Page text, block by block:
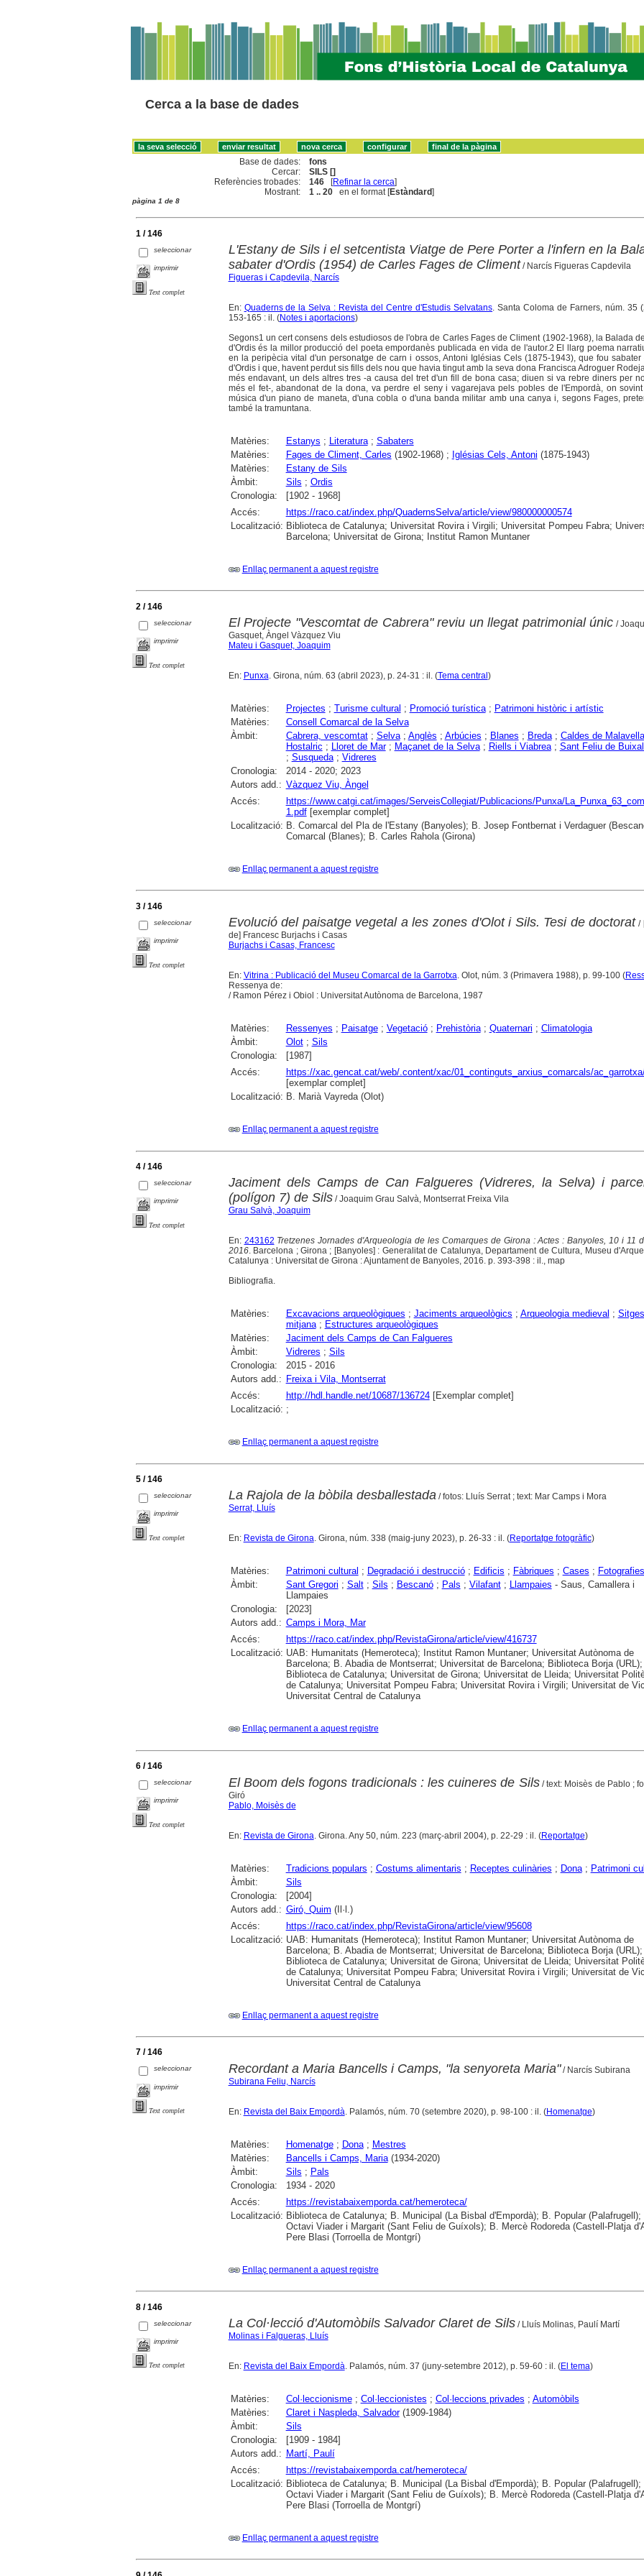
Cerca a la base de dades
Base de dades:
fons
Cercar:
SILS []
Referències trobades:
146 [Refinar la cerca]
Mostrant:
1 .. 20 en el format [Estàndard]
pàgina 1 de 8
1 / 146
seleccionar
imprimir
Text complet
L'Estany de Sils i el setcentista Viatge de Pere Porter a l'infern en la
sabater d'Ordis (1954) de Carles Fages de Climent/ Narcís Figueras Capdevila
Figueras i Capdevila, Narcís
En: Quaderns de la Selva : Revista del Centre d'Estudis Selvatans. Santa Coloma de Farners, núm. 35
153-165 : il. (Notes i aportacions)
Segons1 un cert consens dels estudiosos de l'obra de Carles Fages de Climent (1902-1968), la Balada
d'Ordis és la millor producció del poeta empordanès publicada en vida de l'autor.2 El llarg poema
en la peripècia vital d'un personatge de carn i ossos, Antoni Iglésias Cels (1875-1943), que fou
d'Ordis i que, havent perdut sis fills dels nou que havia tingut amb la seva dona Francisca Adroguer
més endavant, un dels altres tres -a causa del tret d'un fill de bona casa; diuen si va rebre diners per
més el fet-, abandonat de la dona, va perdre el seny i vagarejava pels pobles de l'Empordà, on
música d'un piano de maneta, d'una cobla o d'una banda militar amb una canya i, segons Fages,
també la tramuntana.
Matèries: Estanys ; Literatura; Sabaters
Matèries:
Fages de Climent, Carles (1902-1968) ; Iglésias Cels, Antoni (1875-1943)
Matèries:
Estany de Sils
Àmbit:
Sils ; Ordis
Cronologia:
[1902 - 1968]
Accés:
https://raco.cat/index.php/QuadernsSelva/article/view/980000000574
Localització: Biblioteca de Catalunya; Universitat Rovira i Virgili; Universitat Pompeu Fabra;
Barcelona; Universitat de Girona; Institut Ramon Muntaner
Enllaç permanent a aquest registre
2 / 146
seleccionar
imprimir
Text complet
El Projecte "Vescomtat de Cabrera" reviu un llegat patrimonial únic /
Gasquet, Àngel Vàzquez Viu
Mateu i Gasquet, Joaquim
En: Punxa. Girona, núm. 63 (abril 2023), p. 24-31 : il. (Tema central )
Matèries: Projectes ; Turisme cultural ; Promoció turística; Patrimoni històric i artístic
Matèries:
Consell Comarcal de la Selva
Àmbit:
Cabrera, vescomtat; Selva; Anglès ; Arbúcies ; Blanes ; Breda; Caldes de Malavella
Hostalric ; Lloret de Mar; Maçanet de la Selva; Riells i Viabrea; Sant Feliu de
; Susqueda; Vidreres
Cronologia:
2014 - 2020; 2023
Autors add.: Vàzquez Viu, Àngel
Accés:
https://www.catgi.cat/images/ServeisCollegiat/Publicacions/Punxa/
1.pdf[exemplar complet]
Localització: B. Comarcal del Pla de l'Estany (Banyoles); B. Josep Fontbernat i Verdaguer
Comarcal (Blanes); B. Carles Rahola (Girona)
Enllaç permanent a aquest registre
3 / 146
seleccionar
imprimir
Text complet
Evolució del paisatge vegetal a les zones d'Olot i Sils. Tesi de doctorat /
de] Francesc Burjachs i Casas
Burjachs i Casas, Francesc
En: Vitrina : Publicació del Museu Comarcal de la Garrotxa. Olot, núm. 3 (Primavera 1988), p. 99-100 (
Ressenya de:
/ Ramon Pérez i Obiol : Universitat Autònoma de Barcelona, 1987
Matèries: Ressenyes ; Paisatge; Vegetació; Prehistòria; Quaternari ; Climatologia
Àmbit:
Olot; Sils
Cronologia:
[1987]
Accés:
https://xac.gencat.cat/web/.content/xac/01_continguts_arxius_comarcals/
[exemplar complet]
Localització: B. Marià Vayreda (Olot)
Enllaç permanent a aquest registre
4 / 146
seleccionar
imprimir
Text complet
Jaciment dels Camps de Can Falgueres (Vidreres, la Selva) i
(polígon 7) de Sils/ Joaquim Grau Salvà, Montserrat Freixa Vila
Grau Salvà, Joaquim
En: 243162 Tretzenes Jornades d'Arqueologia de les Comarques de Girona : Actes : Banyoles, 10 i 11
2016. Barcelona ; Girona ; [Banyoles] : Generalitat de Catalunya, Departament de Cultura, Museu
Catalunya : Universitat de Girona : Ajuntament de Banyoles, 2016. p. 393-398 : il., map
Bibliografia.
Matèries: Excavacions arqueològiques ; Jaciments arqueològics ; Arqueologia medieval ; Sitges
mitjana; Estructures arqueològiques
Matèries:
Jaciment dels Camps de Can Falgueres
Àmbit:
Vidreres ; Sils
Cronologia:
2015 - 2016
Autors add.: Freixa i Vila, Montserrat
Accés:
http://hdl.handle.net/10687/136724[Exemplar complet]
Localització: ;
Enllaç permanent a aquest registre
5 / 146
seleccionar
imprimir
Text complet
La Rajola de la bòbila desballestada/ fotos: Lluís Serrat ; text: Mar Camps i Mora
Serrat, Lluís
En: Revista de Girona. Girona, núm. 338 (maig-juny 2023), p. 26-33 : il. (Reportatge fotogràfic)
Matèries: Patrimoni cultural ; Degradació i destrucció; Edificis ; Fàbriques ; Cases ; Fotografies
Àmbit:
Sant Gregori ; Salt; Sils ; Bescanó; Pals ; Vilafant; Llampaies - Saus, Camallera i
Llampaies
Cronologia:
[2023]
Autors add.: Camps i Mora, Mar
Accés:
https://raco.cat/index.php/RevistaGirona/article/view/416737
Localització: UAB: Humanitats (Hemeroteca); Institut Ramon Muntaner; Universitat Autònoma de
Barcelona; B. Abadia de Montserrat; Universitat de Barcelona; Biblioteca Borja (URL);
Biblioteca de Catalunya; Universitat de Girona; Universitat de Lleida; Universitat
de Catalunya; Universitat Pompeu Fabra; Universitat Rovira i Virgili; Universitat de
Universitat Central de Catalunya
Enllaç permanent a aquest registre
6 / 146
seleccionar
imprimir
Text complet
El Boom dels fogons tradicionals : les cuineres de Sils/ text: Moisès de Pablo ;
Giró
Pablo, Moisès de
En: Revista de Girona . Girona. Any 50, núm. 223 (març-abril 2004), p. 22-29 : il. (Reportatge)
Matèries: Tradicions populars ; Costums alimentaris ; Receptes culinàries ; Dona; Patrimoni
Àmbit:
Sils
Cronologia:
[2004]
Autors add.: Giró, Quim (Il·l.)
Accés:
https://raco.cat/index.php/RevistaGirona/article/view/95608
Localització: UAB: Humanitats (Hemeroteca); Institut Ramon Muntaner; Universitat Autònoma de
Barcelona; B. Abadia de Montserrat; Universitat de Barcelona; Biblioteca Borja (URL);
Biblioteca de Catalunya; Universitat de Girona; Universitat de Lleida; Universitat
de Catalunya; Universitat Pompeu Fabra; Universitat Rovira i Virgili; Universitat de
Universitat Central de Catalunya
Enllaç permanent a aquest registre
7 / 146
seleccionar
imprimir
Text complet
Recordant a Maria Bancells i Camps, "la senyoreta Maria"/ Narcís Subirana
Subirana Feliu, Narcís
En: Revista del Baix Empordà . Palamós, núm. 70 (setembre 2020), p. 98-100 : il. (Homenatge)
Matèries: Homenatge; Dona; Mestres
Matèries:
Bancells i Camps, Maria(1934-2020)
Àmbit:
Sils ; Pals
Cronologia:
1934 - 2020
Accés:
https://revistabaixemporda.cat/hemeroteca/
Localització: Biblioteca de Catalunya; B. Municipal (La Bisbal d'Empordà); B. Popular (Palafrugell);
Octavi Viader i Margarit (Sant Feliu de Guíxols); B. Mercè Rodoreda (Castell-Platja
Pere Blasi (Torroella de Montgrí)
Enllaç permanent a aquest registre
8 / 146
seleccionar
imprimir
Text complet
La Col·lecció d'Automòbils Salvador Claret de Sils/ Lluís Molinas, Paulí Martí
Molinas i Falgueras, Lluís
En: Revista del Baix Empordà . Palamós, núm. 37 (juny-setembre 2012), p. 59-60 : il. (El tema)
Matèries: Col·leccionisme; Col·leccionistes ; Col·leccions privades ; Automòbils
Matèries:
Claret i Naspleda, Salvador(1909-1984)
Àmbit:
Sils
Cronologia:
[1909 - 1984]
Autors add.: Martí, Paulí
Accés:
https://revistabaixemporda.cat/hemeroteca/
Localització: Biblioteca de Catalunya; B. Municipal (La Bisbal d'Empordà); B. Popular (Palafrugell);
Octavi Viader i Margarit (Sant Feliu de Guíxols); B. Mercè Rodoreda (Castell-Platja
Pere Blasi (Torroella de Montgrí)
Enllaç permanent a aquest registre